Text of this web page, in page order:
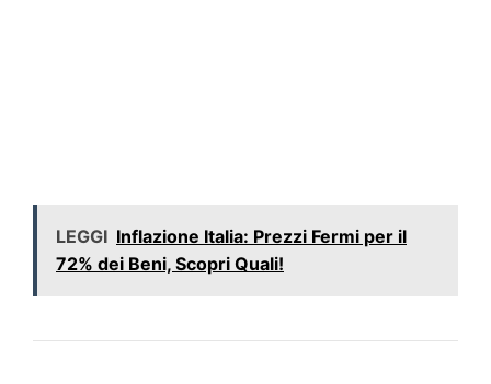
LEGGI Inflazione Italia: Prezzi Fermi per il
72% dei Beni, Scopri Quali!